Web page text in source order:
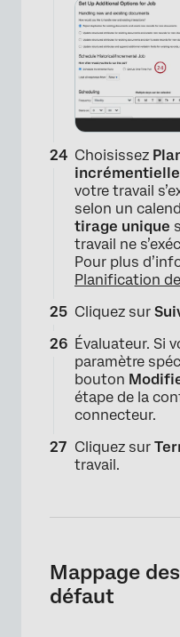
Choisissez
votre travail
selon un
tirage unique
travail ne
Pour plus
Planification
Cliquez sur
Évaluateur. Si
paramètre
bouton
étape de la
connecteur.
Cliquez sur
travail.
Mappage
défaut